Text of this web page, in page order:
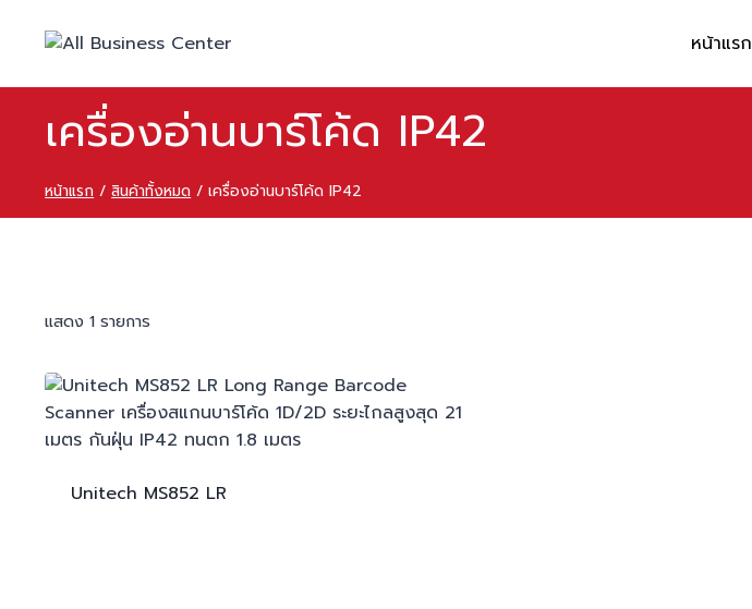
หน้าแรก
เครื่องอ่านบาร์โค้ด IP42
หน้าแรก / สินค้าทั้งหมด / เครื่องอ่านบาร์โค้ด IP42
แสดง 1 รายการ
Unitech MS852 LR